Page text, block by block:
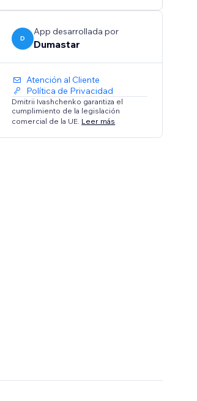
D
App desarrollada por
Dumastar
Atención al Cliente
Política de Privacidad
Dmitrii Ivashchenko garantiza el
cumplimiento de la legislación
comercial de la UE. Leer más